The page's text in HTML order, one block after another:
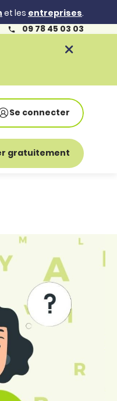
et les entreprises.
09 78 45 03 03
Se connecter
gratuitement